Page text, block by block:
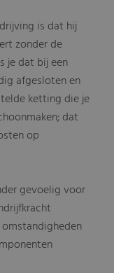
is dat hij
zonder de
je dat bij een
afgesloten en
ketting die je
dat
op
gevoelig voor